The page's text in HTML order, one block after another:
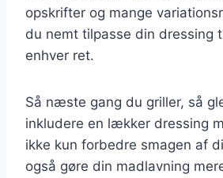
opskrifter og mange
du nemt tilpasse din dressing
enhver ret.
Så næste gang du griller, så
inkludere en lækker dressing
ikke kun forbedre smagen af
også gøre din madlavning